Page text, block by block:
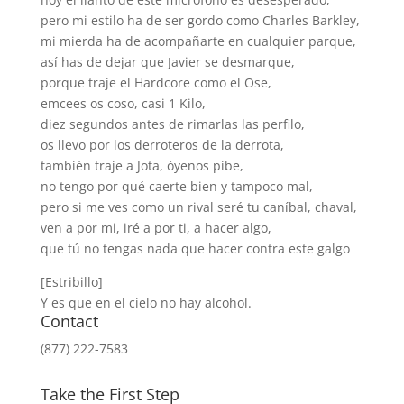
pero mi estilo ha de ser gordo como Charles Barkley,
mi mierda ha de acompañarte en cualquier parque,
así has de dejar que Javier se desmarque,
porque traje el Hardcore como el Ose,
emcees os coso, casi 1 Kilo,
diez segundos antes de rimarlas las perfilo,
os llevo por los derroteros de la derrota,
también traje a Jota, óyenos pibe,
no tengo por qué caerte bien y tampoco mal,
pero si me ves como un rival seré tu caníbal, chaval,
ven a por mi, iré a por ti, a hacer algo,
que tú no tengas nada que hacer contra este galgo
[Estribillo]
Y es que en el cielo no hay alcohol.
Contact
(877) 222-7583
Take the First Step